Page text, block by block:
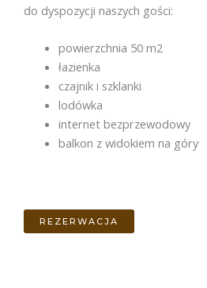
do dyspozycji naszych gości:
powierzchnia 50 m2
łazienka
czajnik i szklanki
lodówka
internet bezprzewodowy
balkon z widokiem na góry
REZERWACJA